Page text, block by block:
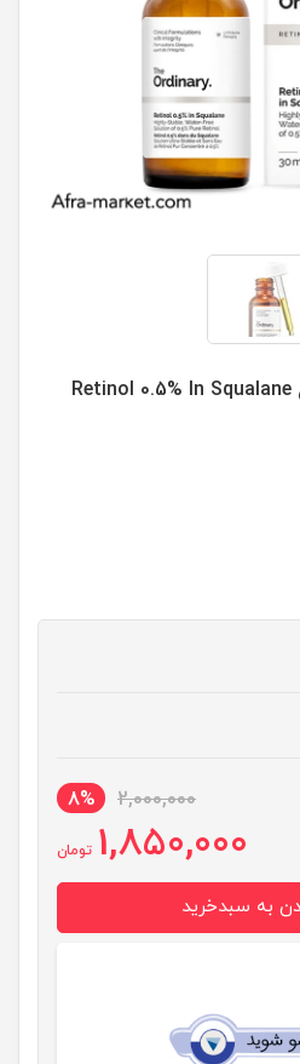
سرم رتینول اوردینری مدل Retinol 0.5% In Squalane
2,000,000
8%
1,850,000 تومان